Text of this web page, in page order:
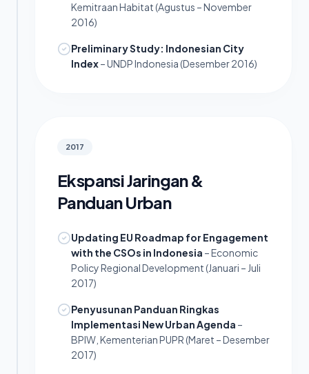
Kemitraan Habitat (Agustus – November
2016)
Preliminary Study: Indonesian City
Index– UNDP Indonesia (Desember 2016)
2017
Ekspansi Jaringan &
Panduan Urban
Updating EU Roadmap for Engagement
with the CSOs in Indonesia – Economic
Policy Regional Development (Januari – Juli
2017)
Penyusunan Panduan Ringkas
Implementasi New Urban Agenda –
BPIW, Kementerian PUPR (Maret – Desember
2017)